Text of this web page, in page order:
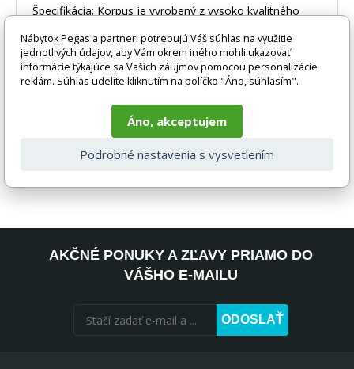
Špecifikácia: Korpus je vyrobený z vysoko kvalitného
lamina 16 mm v farbe Dub Dvierka a čelá zásuv
AKČNÉ PONUKY A ZĽAVY PRIAMO DO
VÁŠHO E-MAILU
ODOSLAŤ
Nábytok Pegas a partneri potrebujú Váš súhlas na využitie
jednotlivých údajov, aby Vám okrem iného mohli ukazovať
informácie týkajúce sa Vašich záujmov pomocou personalizácie
reklám. Súhlas udelíte kliknutím na políčko "Áno, súhlasím".
Áno, akceptujem
Podrobné nastavenia s vysvetlením